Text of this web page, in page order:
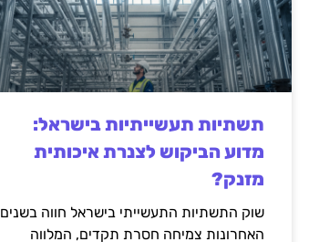
תשתיות תעשייתיות בישראל:
מדוע הביקוש לצנרת איכותית
מזנק?
שוק התשתיות התעשייתי בישראל חווה בשנים
האחרונות צמיחה חסרת תקדים, המלווה